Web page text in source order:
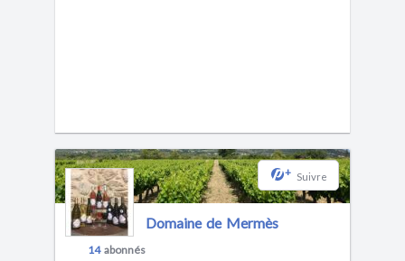
+ Suivre
Domaine de Mermès
14abonnés